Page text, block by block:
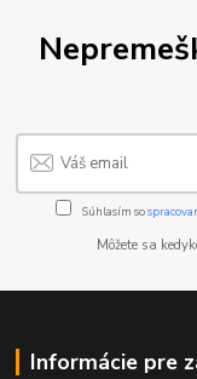
Súhlasím so
Môžete sa
Informácie pre